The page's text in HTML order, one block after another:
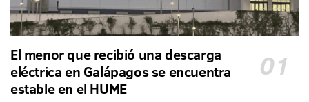
El menor que recibió una descarga
eléctrica en Galápagos se encuentra
estable en el HUME